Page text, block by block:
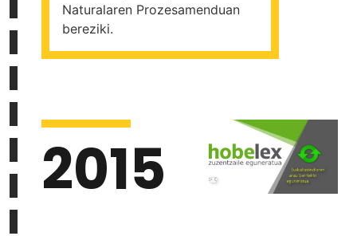
Naturalaren Prozesamenduan
bereziki.
2015